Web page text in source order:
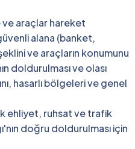
ve araçlar hareket
alana (banket,
ve araçların konumunu
doldurulması ve olası
hasarlı bölgeleri ve genel
ehliyet, ruhsat ve trafik
doğru doldurulması için